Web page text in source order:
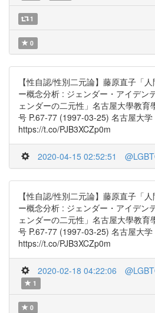
1
0
【性自認/性別二元論】藤原直子「
ー概念分析 : ジェンダー・アイデン
ェンダーの二元性」名古屋大學教育
号 P.67-77 (1997-03-25) 名古屋大学
https://t.co/PJB3XCZp0m
2020-04-15 02:52:51
【性自認/性別二元論】藤原直子「
ー概念分析 : ジェンダー・アイデン
ェンダーの二元性」名古屋大學教育
号 P.67-77 (1997-03-25) 名古屋大学
https://t.co/PJB3XCZp0m
2020-02-18 04:22:06
1
0